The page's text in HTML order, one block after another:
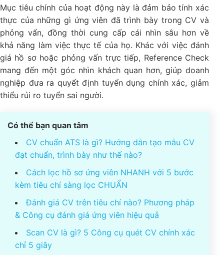
Mục tiêu chính của hoạt động này là đảm bảo tính xác
thực của những gì ứng viên đã trình bày trong CV và
phỏng vấn, đồng thời cung cấp cái nhìn sâu hơn về
khả năng làm việc thực tế của họ. Khác với việc đánh
giá hồ sơ hoặc phỏng vấn trực tiếp, Reference Check
mang đến một góc nhìn khách quan hơn, giúp doanh
nghiệp đưa ra quyết định tuyển dụng chính xác, giảm
thiểu rủi ro tuyển sai người.
Có thể bạn quan tâm
CV chuẩn ATS là gì? Hướng dẫn tạo mẫu CV
đạt chuẩn, trình bày như thế nào?
Cách lọc hồ sơ ứng viên NHANH với 5 bước
kèm tiêu chí sàng lọc CHUẨN
Đánh giá CV trên tiêu chí nào? Phương pháp
& Công cụ đánh giá ứng viên hiệu quả
Scan CV là gì? 5 Công cụ quét CV chính xác
chỉ 5 giây